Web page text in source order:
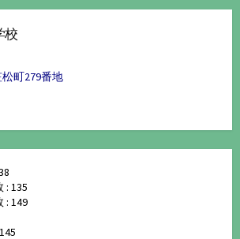
校
町279番地
: 135
: 149